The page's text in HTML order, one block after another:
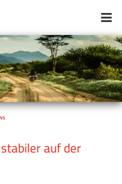
Online-Shop
Inside Wilbers
Products
Dealers & Service Partners
Downloads
auf der